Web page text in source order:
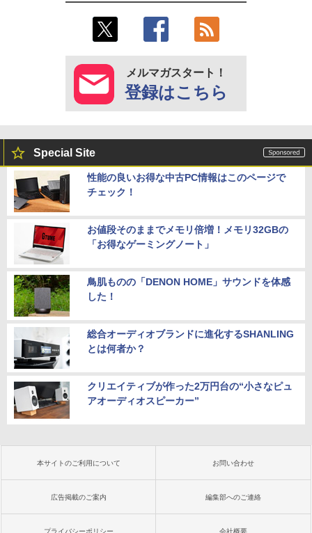
メルマガスタート！
登録はこちら
Special Site
性能の良いお得な中古PC情報はこのページで
チェック！
お値段そのままでメモリ倍増！メモリ32GBの
「お得なゲーミングノート」
鳥肌ものの「DENON HOME」サウンドを体感
した！
総合オーディオブランドに進化するSHANLING
とは何者か？
クリエイティブが作った2万円台の“小さなピュ
アオーディオスピーカー”
本サイトのご利用について お問い合わせ
広告掲載のご案内 編集部へのご連絡
プライバシーポリシー 会社概要